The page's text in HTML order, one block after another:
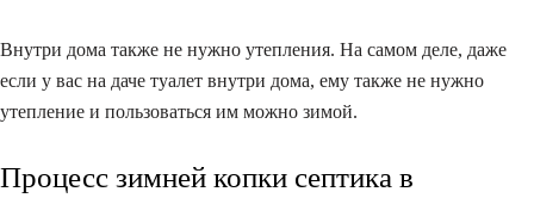
Внутри дома также не нужно утепления. На самом деле, даже
если у вас на даче туалет внутри дома, ему также не нужно
утепление и пользоваться им можно зимой.
Процесс зимней копки септика в